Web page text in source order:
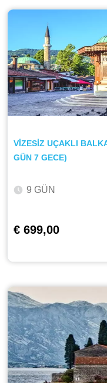
VİZESİZ UÇAKLI
GÜN 7 GECE)
9 GÜN
€ 699,00